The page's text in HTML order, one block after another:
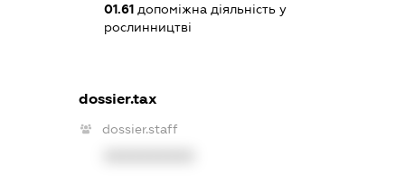
01.61допоміжна діяльність у
рослинництві
dossier.tax
dossier.staff